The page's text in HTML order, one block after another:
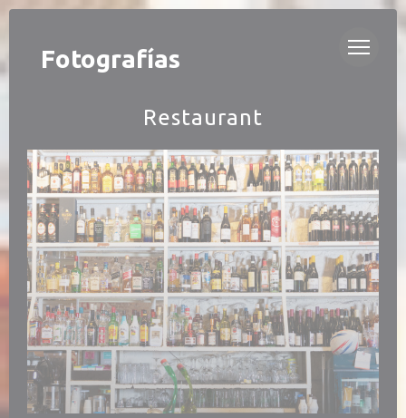
Personalización de sus opciones de cookies
BISTRO ALDO
Fotografías
Restaurant